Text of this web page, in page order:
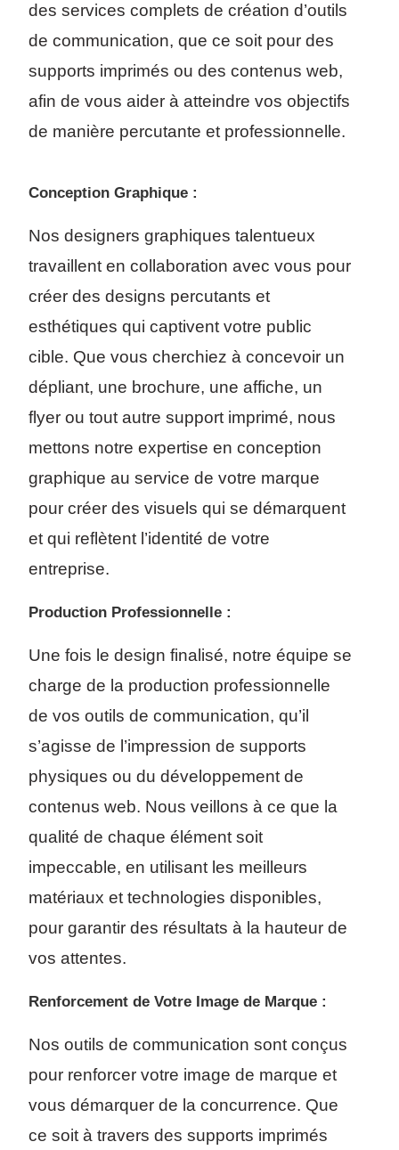
des services complets de création d’outils
de communication, que ce soit pour des
supports imprimés ou des contenus web,
afin de vous aider à atteindre vos objectifs
de manière percutante et professionnelle.
Conception Graphique :
Nos designers graphiques talentueux
travaillent en collaboration avec vous pour
créer des designs percutants et
esthétiques qui captivent votre public
cible. Que vous cherchiez à concevoir un
dépliant, une brochure, une affiche, un
flyer ou tout autre support imprimé, nous
mettons notre expertise en conception
graphique au service de votre marque
pour créer des visuels qui se démarquent
et qui reflètent l’identité de votre
entreprise.
Production Professionnelle :
Une fois le design finalisé, notre équipe se
charge de la production professionnelle
de vos outils de communication, qu’il
s’agisse de l’impression de supports
physiques ou du développement de
contenus web. Nous veillons à ce que la
qualité de chaque élément soit
impeccable, en utilisant les meilleurs
matériaux et technologies disponibles,
pour garantir des résultats à la hauteur de
vos attentes.
Renforcement de Votre Image de Marque :
Nos outils de communication sont conçus
pour renforcer votre image de marque et
vous démarquer de la concurrence. Que
ce soit à travers des supports imprimés